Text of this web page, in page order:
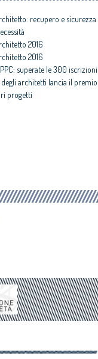
recupero e sicurezza
2016
2016
superate le 300 iscrizioni
degli architetti lancia il premio
progetti